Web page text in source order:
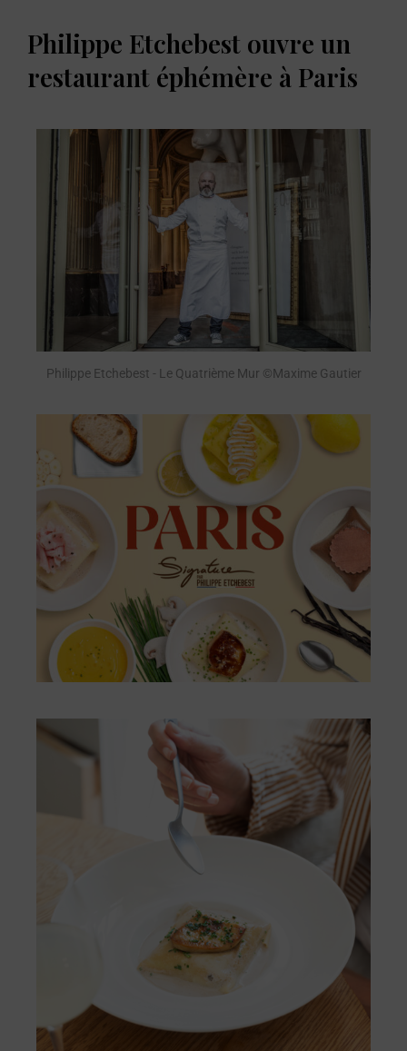
Philippe Etchebest ouvre un
restaurant éphémère à Paris
Philippe Etchebest - Le Quatrième Mur ©Maxime Gautier